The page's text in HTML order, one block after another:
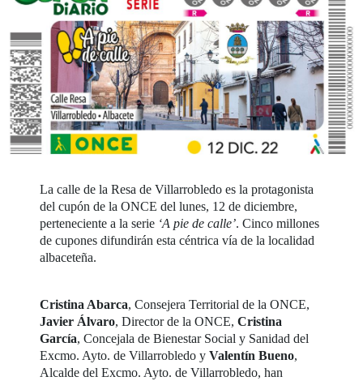
La calle de la Resa de Villarrobledo es la protagonista
del cupón de la ONCE del lunes, 12 de diciembre,
perteneciente a la serie ‘A pie de calle’. Cinco millones
de cupones difundirán esta céntrica vía de la localidad
albaceteña.
Cristina Abarca, Consejera Territorial de la ONCE,
Javier Álvaro, Director de la ONCE,Cristina
García, Concejala de Bienestar Social y Sanidad del
Excmo. Ayto. de Villarrobledo yValentín Bueno,
Alcalde del Excmo. Ayto. de Villarrobledo, han